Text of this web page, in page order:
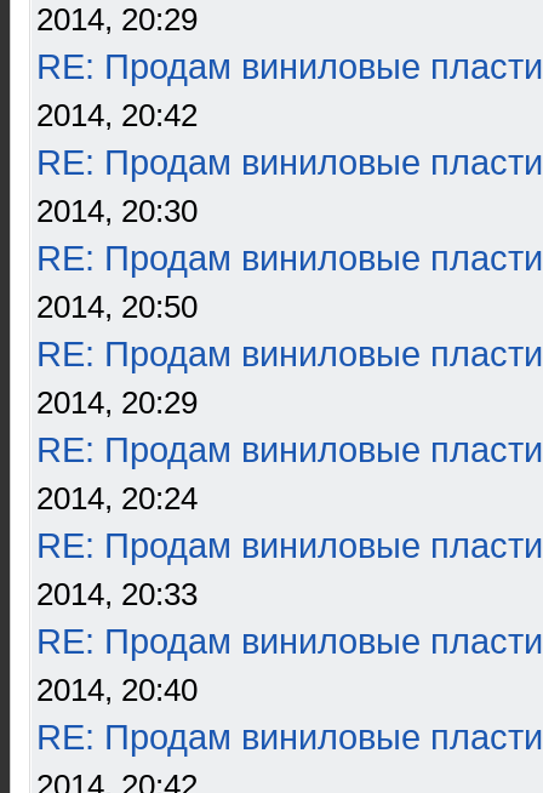
2014, 20:29
RE: Продам виниловые
2014, 20:42
RE: Продам виниловые
2014, 20:30
RE: Продам виниловые
2014, 20:50
RE: Продам виниловые
2014, 20:29
RE: Продам виниловые
2014, 20:24
RE: Продам виниловые
2014, 20:33
RE: Продам виниловые
2014, 20:40
RE: Продам виниловые
2014, 20:42